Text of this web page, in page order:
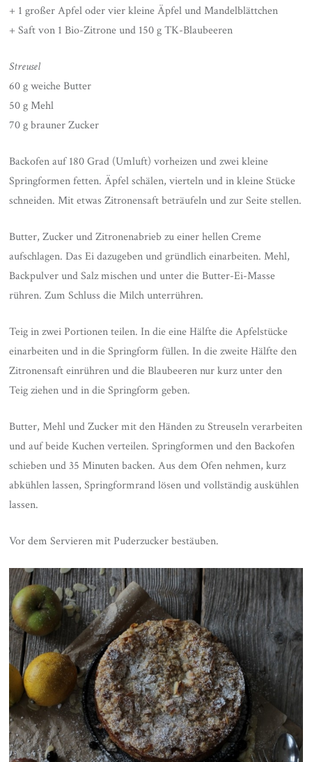
+ 1 großer Apfel oder vier kleine Äpfel und Mandelblättchen
+ Saft von 1 Bio-Zitrone und 150 g TK-Blaubeeren
Streusel
60 g weiche Butter
50 g Mehl
70 g brauner Zucker
Backofen auf 180 Grad (Umluft) vorheizen und zwei kleine
Springformen fetten. Äpfel schälen, vierteln und in kleine Stücke
schneiden. Mit etwas Zitronensaft beträufeln und zur Seite stellen.
Butter, Zucker und Zitronenabrieb zu einer hellen Creme
aufschlagen. Das Ei dazugeben und gründlich einarbeiten. Mehl,
Backpulver und Salz mischen und unter die Butter-Ei-Masse
rühren. Zum Schluss die Milch unterrühren.
Teig in zwei Portionen teilen. In die eine Hälfte die Apfelstücke
einarbeiten und in die Springform füllen. In die zweite Hälfte den
Zitronensaft einrühren und die Blaubeeren nur kurz unter den
Teig ziehen und in die Springform geben.
Butter, Mehl und Zucker mit den Händen zu Streuseln verarbeiten
und auf beide Kuchen verteilen. Springformen und den Backofen
schieben und 35 Minuten backen. Aus dem Ofen nehmen, kurz
abkühlen lassen, Springformrand lösen und vollständig auskühlen
lassen.
Vor dem Servieren mit Puderzucker bestäuben.